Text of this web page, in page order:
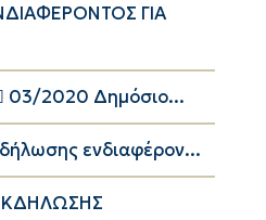
ΓΙΑ
03/2020 Δημόσιο...
ενδιαφέρον...